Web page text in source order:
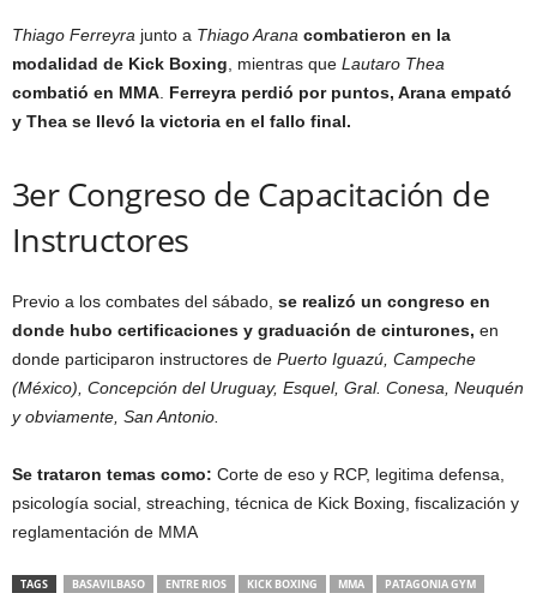
Thiago Ferreyra junto a Thiago Arana combatieron en la
modalidad de Kick Boxing , mientras que Lautaro Thea
combatió en MMA Ferreyra perdió por puntos, Arana empató
y Thea se llevó la victoria en el fallo final.
3er Congreso de Capacitación de
Instructores
Previo a los combates del sábado, se realizó un congreso en
donde hubo certificaciones y graduación de cinturones, en
donde participaron instructores de Puerto Iguazú, Campeche
(México), Concepción del Uruguay, Esquel, Gral. Conesa, Neuquén
y obviamente, San Antonio.
Se trataron temas como: Corte de eso y RCP, legitima defensa,
psicología social, streaching, técnica de Kick Boxing, fiscalización y
reglamentación de MMA
TAGS BASAVILBASO ENTRE RIOS KICK BOXING MMA PATAGONIA GYM